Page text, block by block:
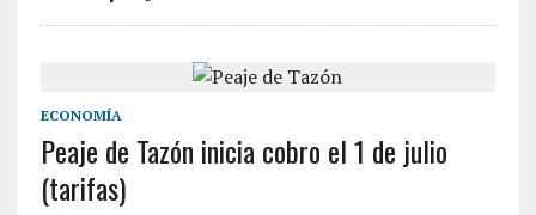
ECONOMÍA
Peaje de Tazón inicia cobro el 1 de julio
(tarifas)